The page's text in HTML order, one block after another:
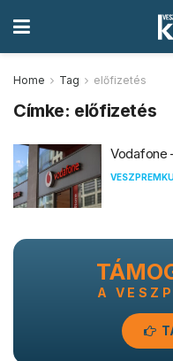
Home Tag előfizetés
Címke: előfizetés
Vodafone
A